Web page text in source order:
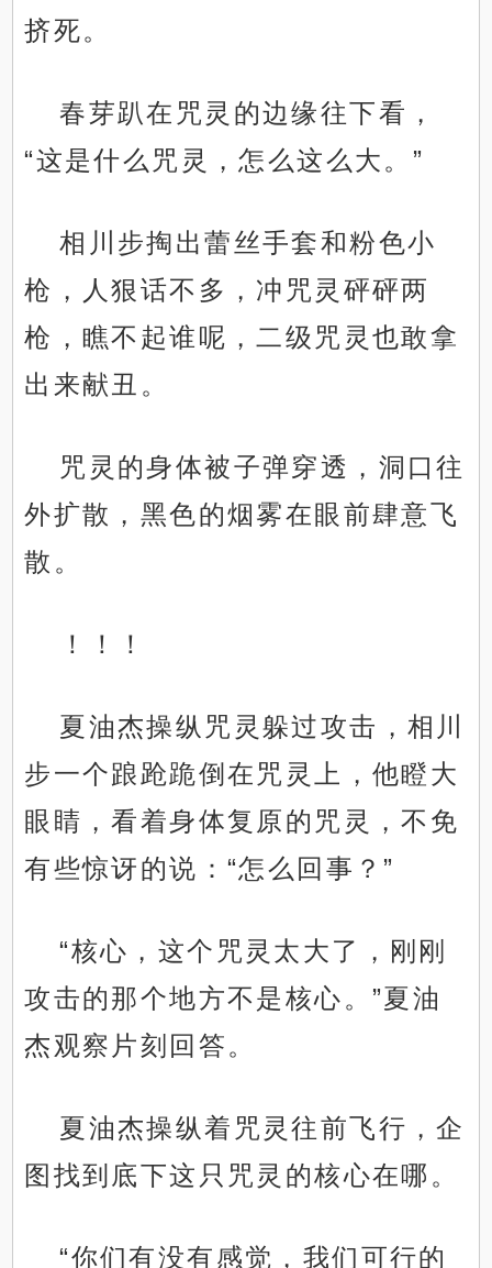
挤死。
春芽趴在咒灵的边缘往下看，
“这是什么咒灵，怎么这么大。”
相川步掏出蕾丝手套和粉色小
枪，人狠话不多，冲咒灵砰砰两
枪，瞧不起谁呢，二级咒灵也敢拿
出来献丑。
咒灵的身体被子弹穿透，洞口往
外扩散，黑色的烟雾在眼前肆意飞
散。
！！！
夏油杰操纵咒灵躲过攻击，相川
步一个踉跄跪倒在咒灵上，他瞪大
眼睛，看着身体复原的咒灵，不免
有些惊讶的说：“怎么回事？”
“核心，这个咒灵太大了，刚刚
攻击的那个地方不是核心。”夏油
杰观察片刻回答。
夏油杰操纵着咒灵往前飞行，企
图找到底下这只咒灵的核心在哪。
“你们有没有感觉，我们可行的